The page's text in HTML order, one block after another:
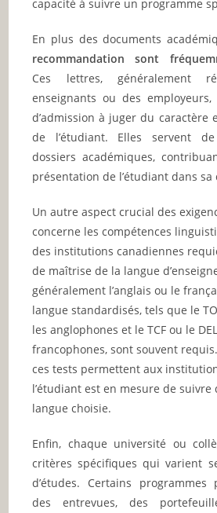
capacité à suivre un programme
En plus des documents
recommandation sont
Ces lettres, généralement
enseignants ou des
d’admission à juger du caractère
de l’étudiant. Elles servent
dossiers académiques,
présentation de l’étudiant dans
Un autre aspect crucial des
concerne les compétences
des institutions canadiennes
de maîtrise de la langue
généralement l’anglais ou le
langue standardisés, tels que le
les anglophones et le TCF ou le
francophones, sont souvent
ces tests permettent aux
l’étudiant est en mesure de suivre
langue choisie.
Enfin, chaque université ou
critères spécifiques qui varient
d’études. Certains programmes
des entrevues, des